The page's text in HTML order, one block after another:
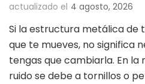
actualizado el 4 agosto, 2026
Si la estructura metálica de
que te mueves, no significa
tengas que cambiarla. En la
ruido se debe a tornillos o